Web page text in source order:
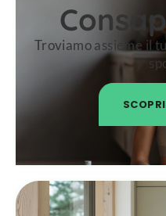
Troviamo assieme il